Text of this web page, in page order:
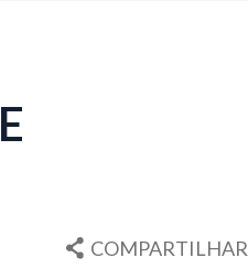
COMPARTILHAR